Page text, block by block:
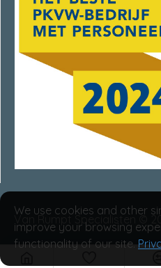
Van Rumpt Specialisten ©
We use cookies and other
improve your browsing
functionality of our site.